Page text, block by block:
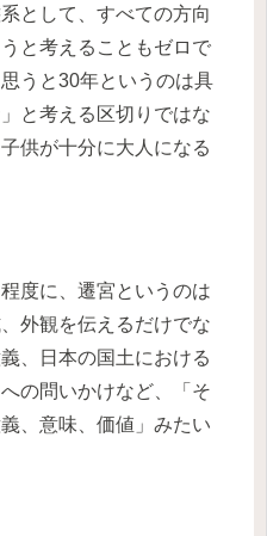
として、すべての方向
と考えることもゼロで
うと30年というのは具
と考える区切りではな
供が十分に大人になる
度に、遷宮というのは
外観を伝えるだけでな
、日本の国土における
の問いかけなど、「そ
、意味、価値」みたい